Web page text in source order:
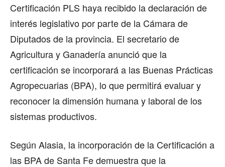
Certificación PLS haya recibido la declaración de
interés legislativo por parte de la Cámara de
Diputados de la provincia. El secretario de
Agricultura y Ganadería anunció que la
certificación se incorporará a las Buenas Prácticas
Agropecuarias (BPA), lo que permitirá evaluar y
reconocer la dimensión humana y laboral de los
sistemas productivos.
Según Alasia, la incorporación de la Certificación a
las BPA de Santa Fe demuestra que la